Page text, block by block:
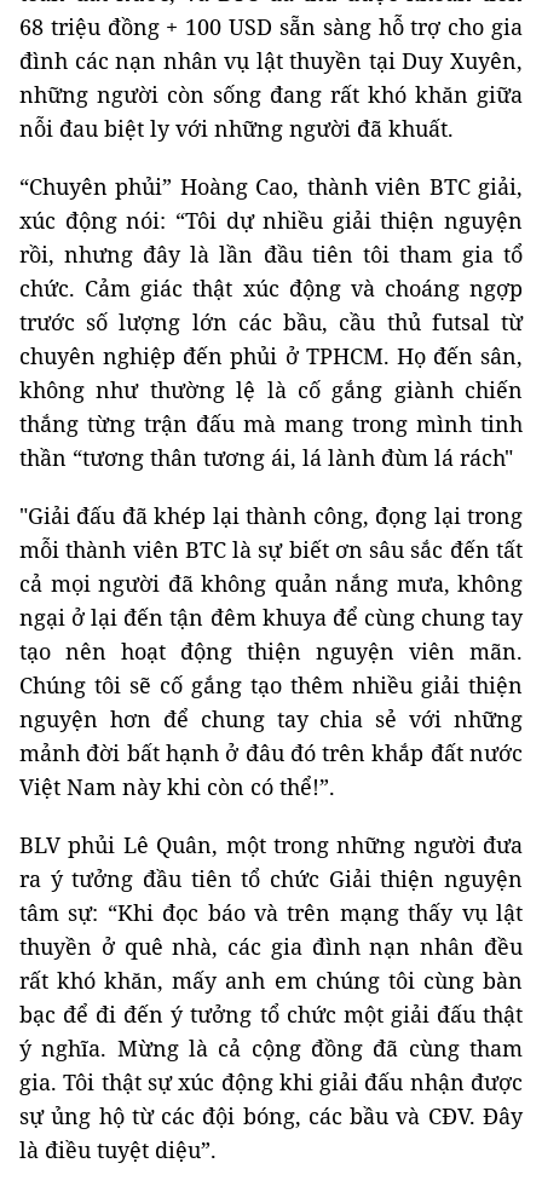
68 triệu đồng + 100 USD sẵn sàng hỗ trợ cho gia
đình các nạn nhân vụ lật thuyền tại Duy Xuyên,
những người còn sống đang rất khó khăn giữa
nỗi đau biệt ly với những người đã khuất.
“Chuyên phủi” Hoàng Cao, thành viên BTC giải,
xúc động nói: “Tôi dự nhiều giải thiện nguyện
rồi, nhưng đây là lần đầu tiên tôi tham gia tổ
chức. Cảm giác thật xúc động và choáng ngợp
trước số lượng lớn các bầu, cầu thủ futsal từ
chuyên nghiệp đến phủi ở TPHCM. Họ đến sân,
không như thường lệ là cố gắng giành chiến
thắng từng trận đấu mà mang trong mình tinh
thần “tương thân tương ái, lá lành đùm lá rách"
"Giải đấu đã khép lại thành công, đọng lại trong
mỗi thành viên BTC là sự biết ơn sâu sắc đến tất
cả mọi người đã không quản nắng mưa, không
ngại ở lại đến tận đêm khuya để cùng chung tay
tạo nên hoạt động thiện nguyện viên mãn.
Chúng tôi sẽ cố gắng tạo thêm nhiều giải thiện
nguyện hơn để chung tay chia sẻ với những
mảnh đời bất hạnh ở đâu đó trên khắp đất nước
Việt Nam này khi còn có thể!”.
BLV phủi Lê Quân, một trong những người đưa
ra ý tưởng đầu tiên tổ chức Giải thiện nguyện
tâm sự: “Khi đọc báo và trên mạng thấy vụ lật
thuyền ở quê nhà, các gia đình nạn nhân đều
rất khó khăn, mấy anh em chúng tôi cùng bàn
bạc để đi đến ý tưởng tổ chức một giải đấu thật
ý nghĩa. Mừng là cả cộng đồng đã cùng tham
gia. Tôi thật sự xúc động khi giải đấu nhận được
sự ủng hộ từ các đội bóng, các bầu và CĐV. Đây
là điều tuyệt diệu”.